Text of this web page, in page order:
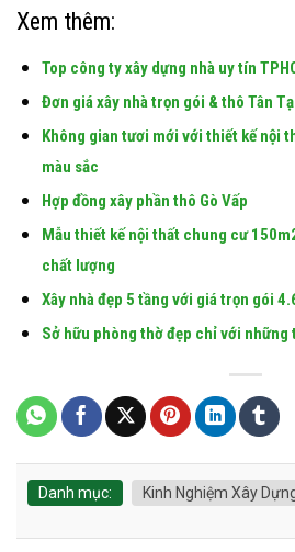
Xem thêm:
Top công ty xây dựng nhà uy tín
Đơn giá xây nhà trọn gói & thô Tân
Không gian tươi mới với thiết kế nội
màu sắc
Hợp đồng xây phần thô Gò Vấp
Mẫu thiết kế nội thất chung cư
chất lượng
Xây nhà đẹp 5 tầng với giá trọn gói
Sở hữu phòng thờ đẹp chỉ với những
Danh mục: Kinh Nghiệm Xây